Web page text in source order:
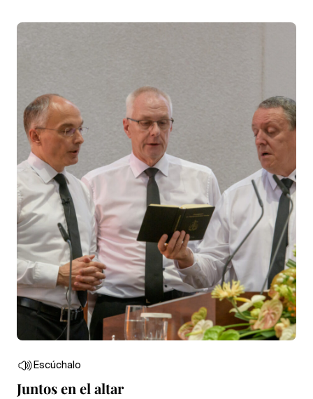
Escúchalo
Juntos en el altar